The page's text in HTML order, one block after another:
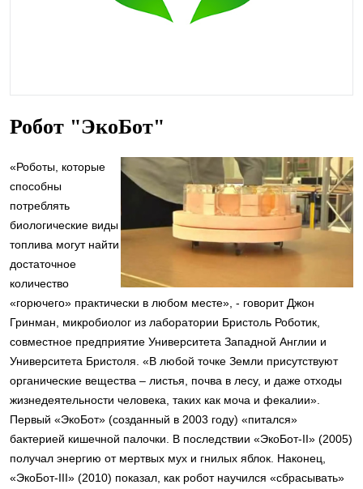
Робот "ЭкоБот"
«Роботы, которые
способны
потреблять
биологические виды
топлива могут найти
достаточное
количество
«горючего» практически в любом месте», - говорит Джон
Гринман, микробиолог из лаборатории Бристоль Роботик,
совместное предприятие Университета Западной Англии и
Университета Бристоля. «В любой точке Земли присутствуют
органические вещества – листья, почва в лесу, и даже отходы
жизнедеятельности человека, таких как моча и фекалии».
Первый «ЭкоБот» (созданный в 2003 году) «питался»
бактерией кишечной палочки. В последствии «ЭкоБот-II» (2005)
получал энергию от мертвых мух и гнилых яблок. Наконец,
«ЭкоБот-III» (2010) показал, как робот научился «сбрасывать»